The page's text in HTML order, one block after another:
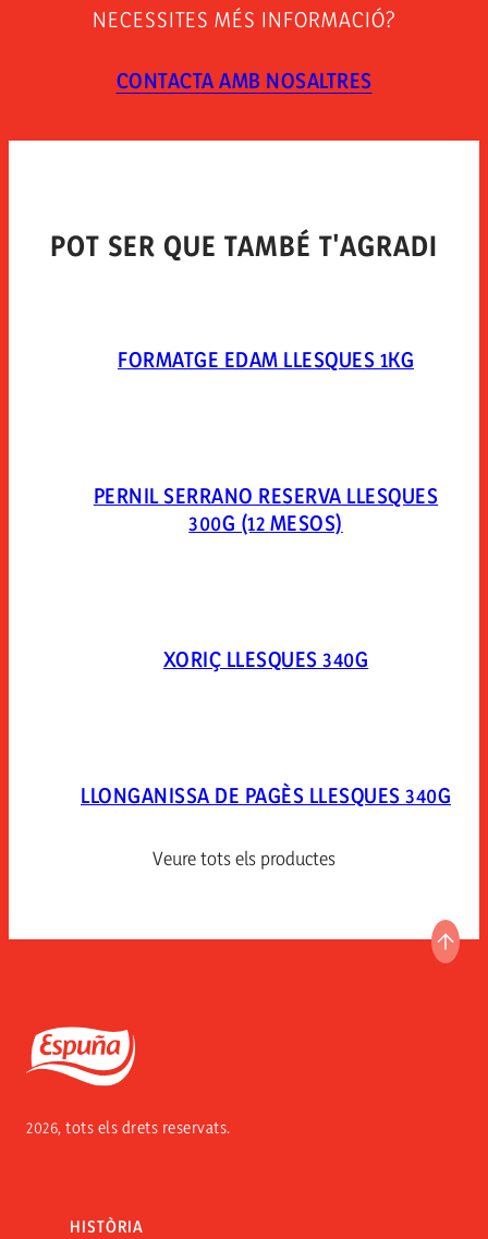
Manténgase entre 0°c y 5°c. una vez abierto el envase
conservar en condiciones de refrigeración, protegido y
de consumir el producto.
Envasado en atmosfera protectora. mezcla de gases:
NECESSITES MÉS INFORMACIÓ?
CONTACTA AMB NOSALTRES
POT SER QUE TAMBÉ T'AGRADI
FORMATGE EDAM LLESQUES 1KG
PERNIL SERRANO RESERVA LLESQUES
300G (12 MESOS)
XORIÇ LLESQUES 340G
LLONGANISSA DE PAGÈS LLESQUES 340G
Veure tots els productes
Espuña
2026, tots els drets reservats.
HISTÒRIA